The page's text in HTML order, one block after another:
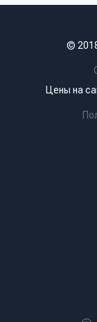
©
Цены на